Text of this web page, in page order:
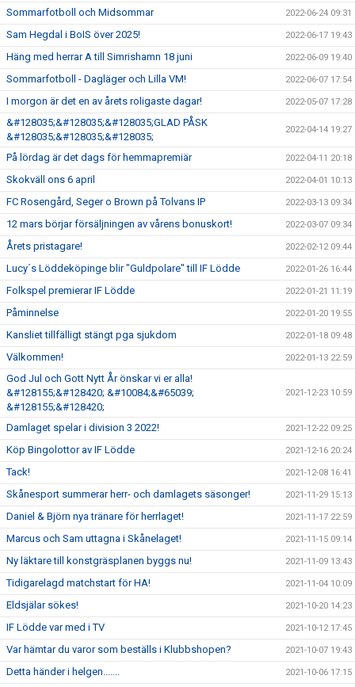
Sommarfotboll och Midsommar 2022-06-24 09:31
Sam Hegdal i BoIS över 2025! 2022-06-17 19:43
Häng med herrar A till Simrishamn 18 juni 2022-06-09 19:40
Sommarfotboll - Dagläger och Lilla VM! 2022-06-07 17:54
I morgon är det en av årets roligaste dagar! 2022-05-07 17:28
&#128035;&#128035;&#128035;GLAD PÅSK
&#128035;&#128035;&#128035;
2022-04-14 19:27
På lördag är det dags för hemmapremiär 2022-04-11 20:18
Skokväll ons 6 april 2022-04-01 10:13
FC Rosengård, Seger o Brown på Tolvans IP 2022-03-13 09:34
12 mars börjar försäljningen av vårens bonuskort! 2022-03-07 09:34
Årets pristagare! 2022-02-12 09:44
Lucy´s Löddeköpinge blir "Guldpolare" till IF Lödde 2022-01-26 16:44
Folkspel premierar IF Lödde 2022-01-21 11:19
Påminnelse 2022-01-20 19:55
Kansliet tillfälligt stängt pga sjukdom 2022-01-18 09:48
Välkommen! 2022-01-13 22:59
God Jul och Gott Nytt År önskar vi er alla!
&#128155;&#128420; &#10084;&#65039;
&#128155;&#128420;
2021-12-23 10:59
Damlaget spelar i division 3 2022! 2021-12-22 09:25
Köp Bingolottor av IF Lödde 2021-12-16 20:24
Tack! 2021-12-08 16:41
Skånesport summerar herr- och damlagets säsonger! 2021-11-29 15:13
Daniel & Björn nya tränare för herrlaget! 2021-11-17 22:59
Marcus och Sam uttagna i Skånelaget! 2021-11-15 09:14
Ny läktare till konstgräsplanen byggs nu! 2021-11-09 13:43
Tidigarelagd matchstart för HA! 2021-11-04 10:09
Eldsjälar sökes! 2021-10-20 14:23
IF Lödde var med i TV 2021-10-12 17:45
Var hämtar du varor som beställs i Klubbshopen? 2021-10-07 19:43
Detta händer i helgen....... 2021-10-06 17:15